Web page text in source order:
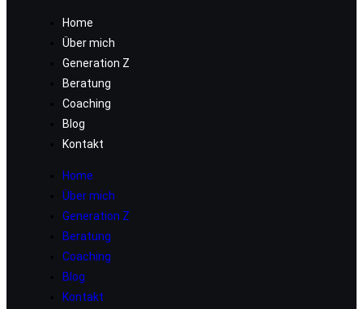
Home
Über mich
Generation Z
Beratung
Coaching
Blog
Kontakt
Home
Über mich
Generation Z
Beratung
Coaching
Blog
Kontakt